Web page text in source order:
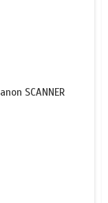
SCANNER